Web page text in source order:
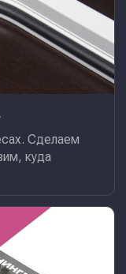
Сделаем
куда